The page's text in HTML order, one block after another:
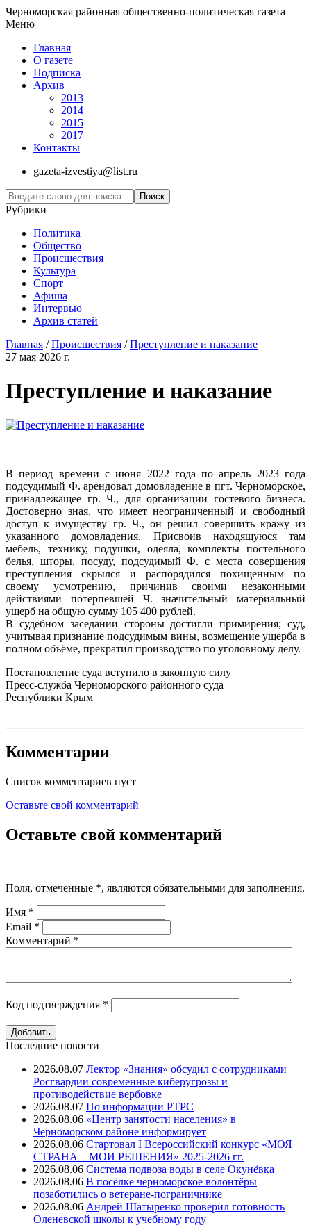
Черноморская районная общественно-политическая газета
Меню
Главная
О газете
Подписка
Архив
2013
2014
2015
2017
Контакты
gazeta-izvestiya@list.ru
Рубрики
Политика
Общество
Проиcшествия
Культура
Спорт
Афиша
Интервью
Архив статей
Главная /Проиcшествия /Преступление и наказание
27 мая 2026 г.
Преступление и наказание
В период времени с июня 2022 года по апрель 2023 года
подсудимый Ф. арендовал домовладение в пгт. Черноморское,
принадлежащее гр. Ч., для организации гостевого бизнеса.
Достоверно зная, что имеет неограниченный и свободный
доступ к имуществу гр. Ч., он решил совершить кражу из
указанного домовладения. Присвоив находящуюся там
мебель, технику, подушки, одеяла, комплекты постельного
белья, шторы, посуду, подсудимый Ф. с места совершения
преступления скрылся и распорядился похищенным по
своему усмотрению, причинив своими незаконными
действиями потерпевшей Ч. значительный материальный
ущерб на общую сумму 105 400 рублей.
В судебном заседании стороны достигли примирения; суд,
учитывая признание подсудимым вины, возмещение ущерба в
полном объёме, прекратил производство по уголовному делу.
Постановление суда вступило в законную силу
Пресс-служба Черноморского районного суда
Республики Крым
Комментарии
Список комментариев пуст
Оставьте свой комментарий
Оставьте свой комментарий
Поля, отмеченные *, являются обязательными для заполнения.
Имя *
Email *
Комментарий *
Код подтверждения *
Последние новости
2026.08.07 Лектор «Знания» обсудил с сотрудниками
Росгвардии современные киберугрозы и
противодействие вербовке
2026.08.07 ⁠По информации РТРС
2026.08.06 «Центр занятости населения» в
Черноморском районе информирует
2026.08.06 Стартовал I Всероссийский конкурс «МОЯ
СТРАНА – МОИ РЕШЕНИЯ» 2025-2026 гг.
2026.08.06 Система подвоза воды в селе Окунёвка
2026.08.06 В посёлке черноморское волонтёры
позаботились о ветеране-пограничнике
2026.08.06 Андрей Шатыренко проверил готовность
Оленевской школы к учебному году